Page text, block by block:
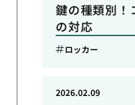
鍵の種類別！
の対応
ロッカー
2026.02.09